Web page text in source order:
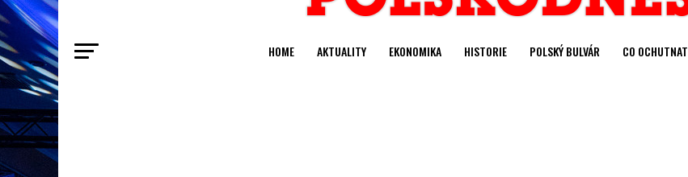
HOME AKTUALITY EKONOMIKA HISTORIE POLSKÝ BULVÁR CO OCHUTNAT